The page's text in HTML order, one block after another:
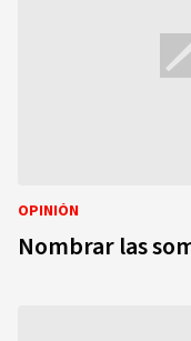
OPINIÓN
Nombrar las